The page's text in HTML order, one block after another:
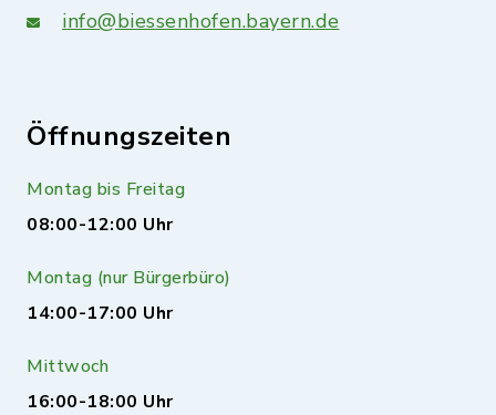
info@biessenhofen.bayern.de
Öffnungszeiten
Montag bis Freitag
08:00-12:00 Uhr
Montag (nur Bürgerbüro)
14:00-17:00 Uhr
Mittwoch
16:00-18:00 Uhr